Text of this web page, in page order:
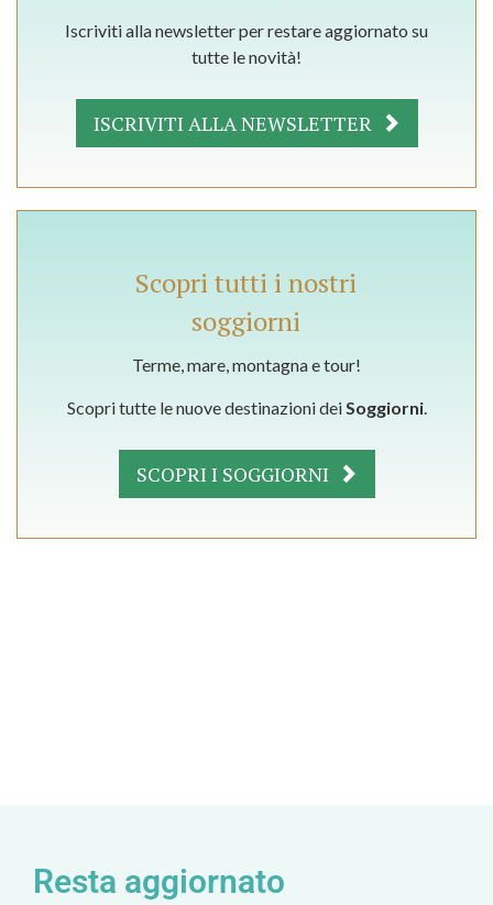
Iscriviti alla newsletter per restare aggiornato su
tutte le novità!
ISCRIVITI ALLA NEWSLETTER
Scopri tutti i nostri
soggiorni
Terme, mare, montagna e tour!
Scopri tutte le nuove destinazioni deiSoggiorni.
SCOPRI I SOGGIORNI
Resta aggiornato